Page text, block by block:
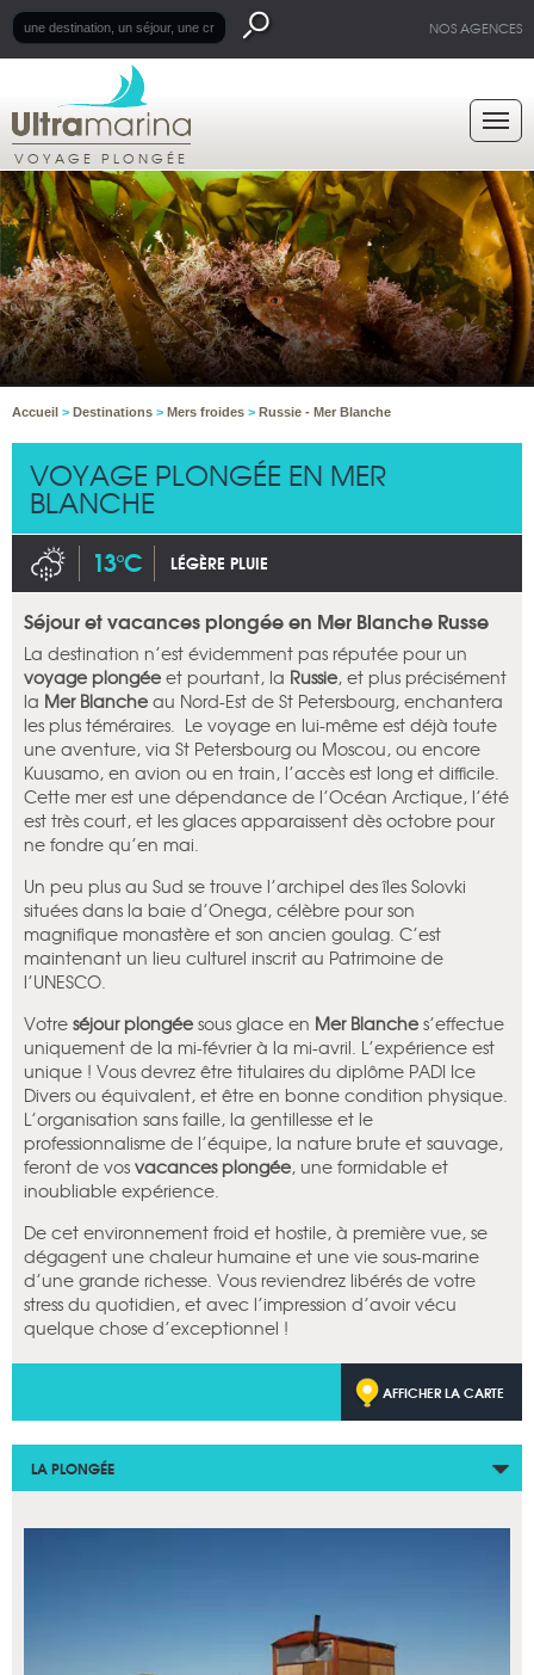
NOS AGENCES
VOYAGE PLONGÉE
Accueil > Destinations > Mers froides > Russie - Mer Blanche
VOYAGE PLONGÉE EN MER
BLANCHE
13°C LÉGÈRE PLUIE
Séjour et vacances plongée en Mer Blanche Russe
La destination n’est évidemment pas réputée pour un
voyage plongée et pourtant, la Russie, et plus précisément
la Mer Blanche au Nord-Est de St Petersbourg, enchantera
les plus téméraires. Le voyage en lui-même est déjà toute
une aventure, via St Petersbourg ou Moscou, ou encore
Kuusamo, en avion ou en train, l’accès est long et difficile.
Cette mer est une dépendance de l’Océan Arctique, l’été
est très court, et les glaces apparaissent dès octobre pour
ne fondre qu’en mai.
Un peu plus au Sud se trouve l’archipel des îles Solovki
situées dans la baie d’Onega, célèbre pour son
magnifique monastère et son ancien goulag. C’est
maintenant un lieu culturel inscrit au Patrimoine de
l’UNESCO.
Votre séjour plongée sous glace en Mer Blanche s’effectue
uniquement de la mi-février à la mi-avril. L’expérience est
unique ! Vous devrez être titulaires du diplôme PADI Ice
Divers ou équivalent, et être en bonne condition physique.
L’organisation sans faille, la gentillesse et le
professionnalisme de l’équipe, la nature brute et sauvage,
feront de vos vacances plongée, une formidable et
inoubliable expérience.
De cet environnement froid et hostile, à première vue, se
dégagent une chaleur humaine et une vie sous-marine
d’une grande richesse. Vous reviendrez libérés de votre
stress du quotidien, et avec l’impression d’avoir vécu
quelque chose d’exceptionnel !
AFFICHER LA CARTE
LA PLONGÉE